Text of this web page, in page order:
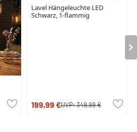
Lavel Hängeleuchte LED
Schwarz, 1-flammig
199,99 €UVP:349,99 €